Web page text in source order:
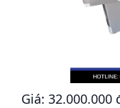
Giá: 32.000.000